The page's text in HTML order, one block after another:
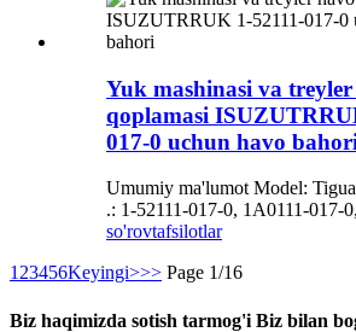
Yuk mashinasi va
qoplamasi
017-0 uchun havo bahori
Umumiy ma'lumot Model:
.: 1-52111-017-0, 1A0111-017-
so'rovtafsilotlar
1 23456Keyingi>>> Page 1/16
Biz haqimizda sotish tarmog'i Biz bilan